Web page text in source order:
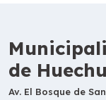
de
Av. El Bosque de